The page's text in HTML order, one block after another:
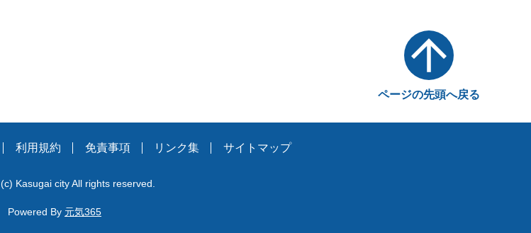
ページの先頭へ戻る
利用規約 免責事項 リンク集 サイトマップ
(c) Kasugai city All rights reserved.
Powered By 元気365